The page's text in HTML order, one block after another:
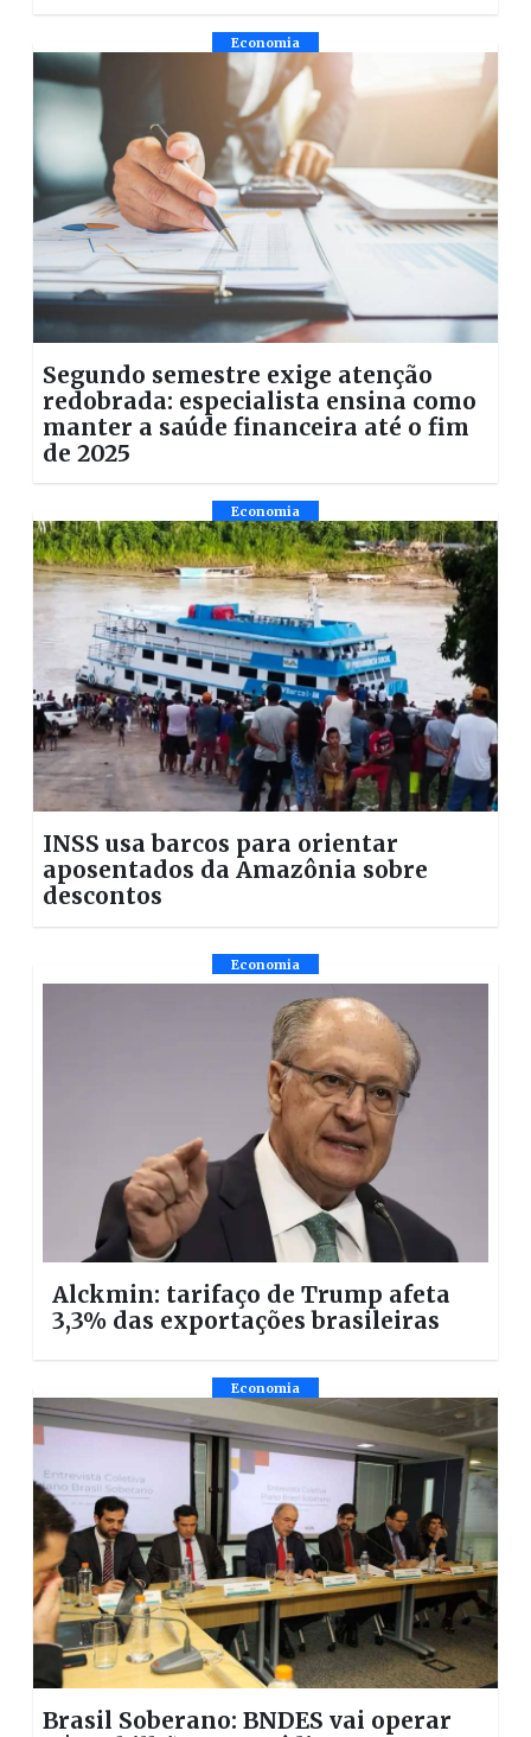
Economia
Segundo semestre exige atenção
redobrada: especialista ensina como
manter a saúde financeira até o fim
de 2025
Economia
INSS usa barcos para orientar
aposentados da Amazônia sobre
descontos
Economia
Alckmin: tarifaço de Trump afeta
3,3% das exportações brasileiras
Economia
Brasil Soberano: BNDES vai operar